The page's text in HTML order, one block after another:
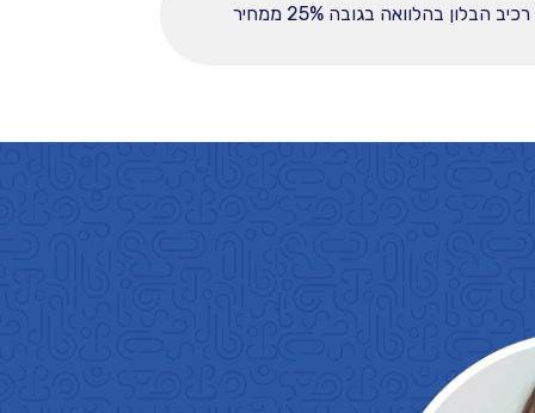
ההחזר החודשי לחודש המפורט לעיל מבוסס על עסקה הכוללת מקדמה בסך 37225, ובפריסה ל-60 תשלומים. רכיב הבלון בהלוואה בגובה 25% ממחיר